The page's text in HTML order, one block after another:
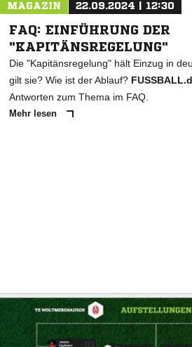
MAGAZIN 22.09.2024 | 12:30
FAQ: EINFÜHRUNG DER
"KAPITÄNSREGELUNG"
Die "Kapitänsregelung" hält Einzug in
gilt sie? Wie ist der Ablauf?
Antworten zum Thema im FAQ.
Mehr lesen